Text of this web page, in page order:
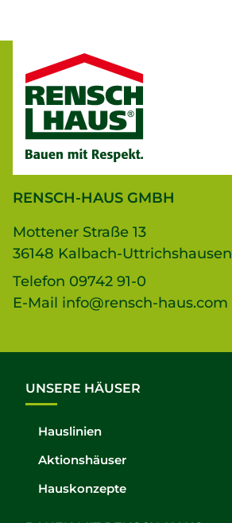
RENSCH-HAUS GMBH
Mottener Straße 13
36148 Kalbach-Uttrichshausen
Telefon 09742 91-0
E-Mail info@rensch-haus.com
UNSERE HÄUSER
Hauslinien
Aktionshäuser
Hauskonzepte